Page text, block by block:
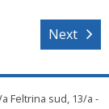
Next
Feltrina sud, 13/a -